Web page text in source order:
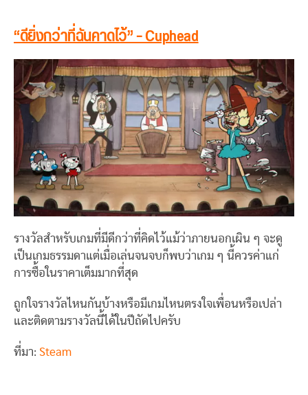
“ดียิ่งกว่าที่ฉันคาดไว้” – Cuphead
รางวัลสำหรับเกมที่มีดีกว่าที่คิดไว้แม้ว่าภายนอกเผิน ๆ จะดู
เป็นเกมธรรมดาแต่เมื่อเล่นจนจบก็พบว่าเกม ๆ นี้ควรค่าแก่
การซื้อในราคาเต็มมากที่สุด
ถูกใจรางวัลไหนกันบ้างหรือมีเกมไหนตรงใจเพื่อนหรือเปล่า
และติดตามรางวัลนี้ได้ในปีถัดไปครับ
ที่มา: Steam